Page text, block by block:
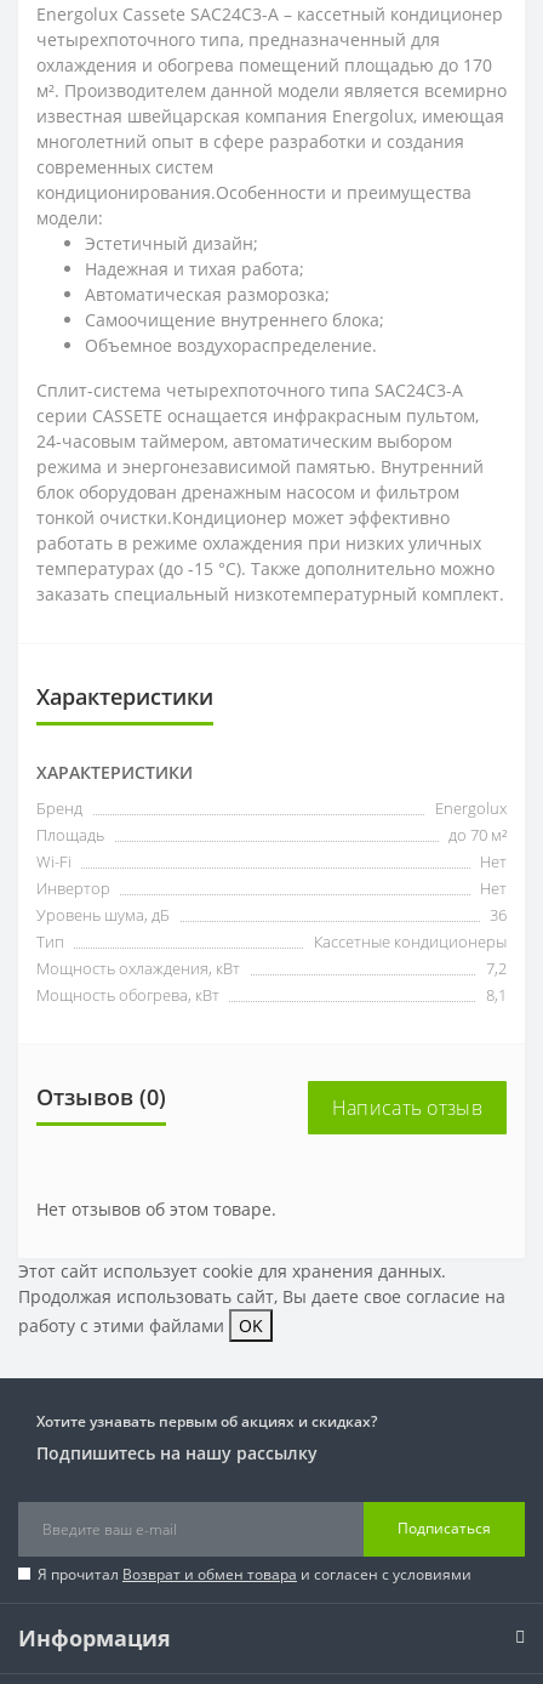
Energolux Cassete SAC24C3-A – кассетный кондиционер
четырехпоточного типа, предназначенный для
охлаждения и обогрева помещений площадью до 170
м². Производителем данной модели является всемирно
известная швейцарская компания Energolux, имеющая
многолетний опыт в сфере разработки и создания
современных систем
кондиционирования.Особенности и преимущества
модели:
Эстетичный дизайн;
Надежная и тихая работа;
Автоматическая разморозка;
Самоочищение внутреннего блока;
Объемное воздухораспределение.
Сплит-система четырехпоточного типа SAC24C3-A
серии CASSETE оснащается инфракрасным пультом,
24-часовым таймером, автоматическим выбором
режима и энергонезависимой памятью. Внутренний
блок оборудован дренажным насосом и фильтром
тонкой очистки.Кондиционер может эффективно
работать в режиме охлаждения при низких уличных
температурах (до -15 °С). Также дополнительно можно
заказать специальный низкотемпературный комплект.
Характеристики
ХАРАКТЕРИСТИКИ
Бренд
Energolux
Площадь
до 70 м²
Wi-Fi
Нет
Инвертор
Нет
Уровень шума, дБ
36
Тип
Кассетные кондиционеры
Мощность охлаждения, кВт
7,2
Мощность обогрева, кВт
8,1
Отзывов (0) Написать отзыв
Нет отзывов об этом товаре.
Этот сайт использует cookie для хранения данных.
Продолжая использовать сайт, Вы даете свое согласие на
работу с этими файлами
OK
Хотите узнавать первым об акциях и скидках?
Подпишитесь на нашу рассылку
Подписаться
Я прочитал Возврат и обмен товара и согласен с условиями
Информация